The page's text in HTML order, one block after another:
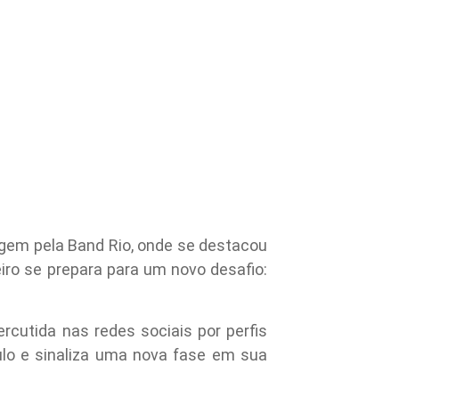
pela Band Rio, onde se destacou
se prepara para um novo desafio:
nas redes sociais por perfis
e sinaliza uma nova fase em sua